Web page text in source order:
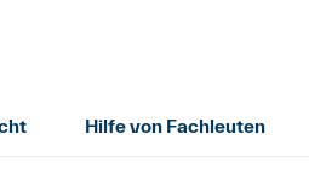
Hilfe von Fachleuten